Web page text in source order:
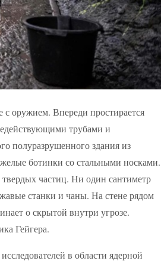
оружием. Впереди простирается
трубами и
полуразрушенного здания из
ботинки со стальными носками.
частиц. Ни один сантиметр
станки и чаны. На стене рядом
о скрытой внутри угрозе.
Гейгера.
в области ядерной